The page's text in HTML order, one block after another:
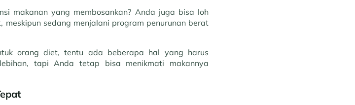
makanan yang membosankan? Anda juga bisa loh
sedang menjalani program penurunan berat
orang diet, tentu ada beberapa hal yang harus
tapi Anda tetap bisa menikmati makannya